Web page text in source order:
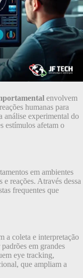
envolvem
humanas para
análise experimental do
estímulos afetam o
em ambientes
reações. Através dessa
frequentes que
a coleta e interpretação
em grandes
eye tracking,
que ampliam a